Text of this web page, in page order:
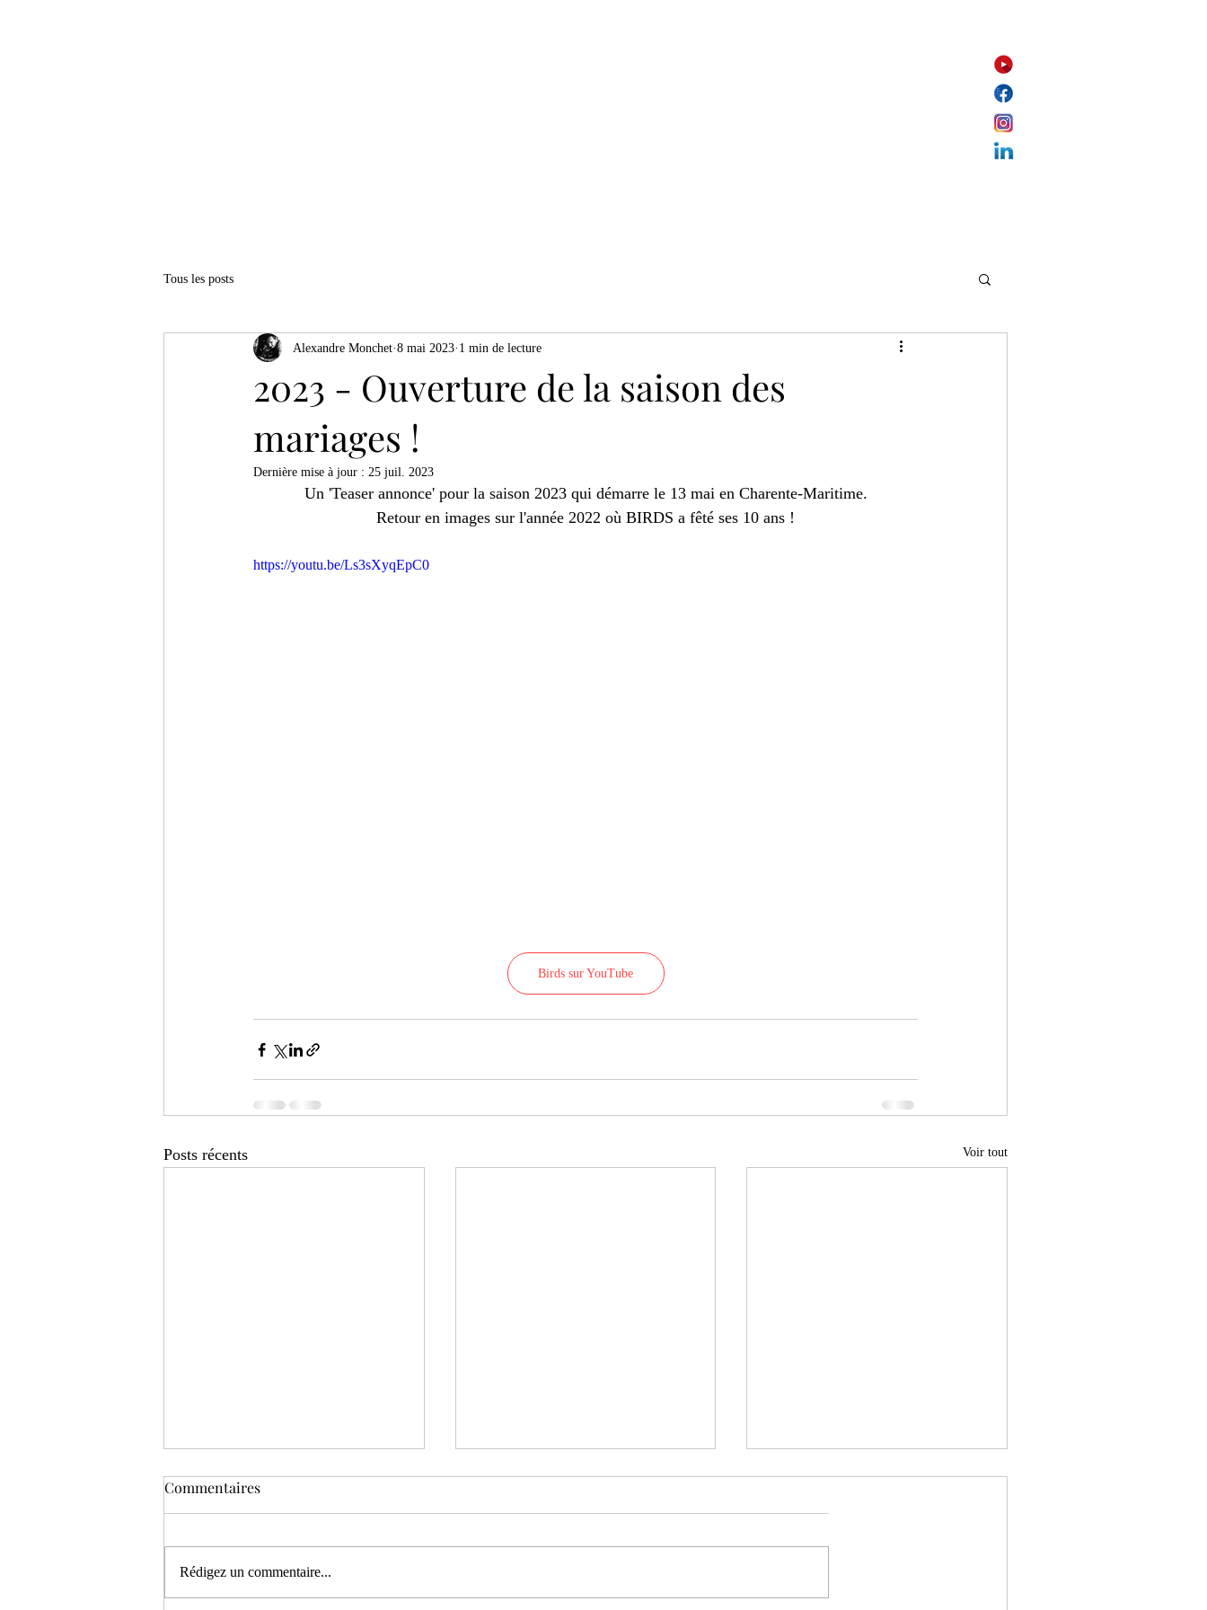
Tous les posts
2023 - Ouverture de la saison des
mariages !
Alexandre Monchet 8 mai 2023 1 min de lecture
Dernière mise à jour : 25 juil. 2023
Un 'Teaser annonce' pour la saison 2023 qui démarre le 13 mai en Charente-Maritime.
Retour en images sur l'année 2022 où BIRDS a fêté ses 10 ans !
https://youtu.be/Ls3sXyqEpC0
Birds sur YouTube
Posts récents Voir tout
Commentaires
Rédigez un commentaire...